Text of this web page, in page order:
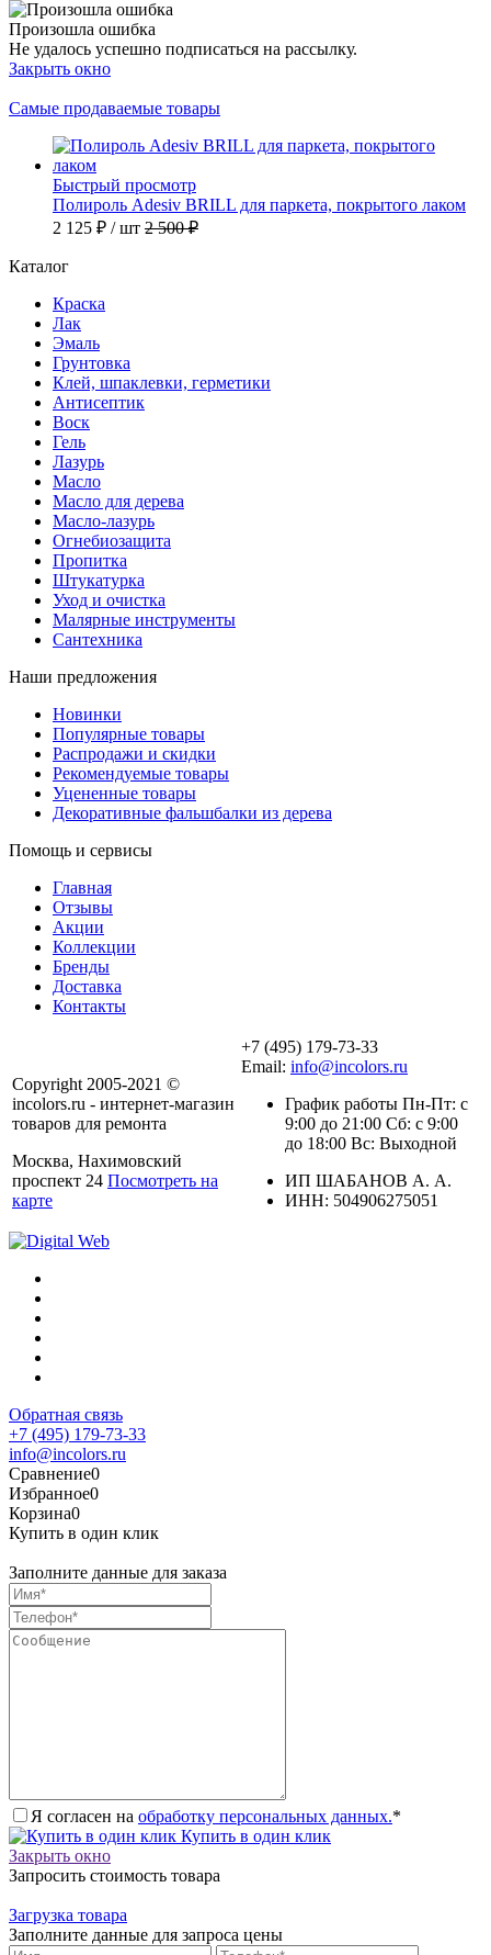
Произошла ошибка
Не удалось успешно подписаться на рассылку.
Закрыть окно
Самые продаваемые товары
Быстрый просмотр
Полироль Adesiv BRILL для паркета, покрытого лаком
2 125 ₽ / шт 2 500 ₽
Каталог
Краска
Лак
Эмаль
Грунтовка
Клей, шпаклевки, герметики
Антисептик
Воск
Гель
Лазурь
Масло
Масло для дерева
Масло-лазурь
Огнебиозащита
Пропитка
Штукатурка
Уход и очистка
Малярные инструменты
Сантехника
Наши предложения
Новинки
Популярные товары
Распродажи и скидки
Рекомендуемые товары
Уцененные товары
Декоративные фальшбалки из дерева
Помощь и сервисы
Главная
Отзывы
Акции
Коллекции
Бренды
Доставка
Контакты
Copyright 2005-2021 ©
incolors.ru - интернет-магазин
товаров для ремонта
Москва, Нахимовский
проспект 24 Посмотреть на
карте
+7 (495) 179-73-33
Email: info@incolors.ru
График работы Пн-Пт: с
9:00 до 21:00 Сб: с 9:00
до 18:00 Вс: Выходной
ИП ШАБАНОВ А. А.
ИНН: 504906275051
Обратная связь
+7 (495) 179-73-33
info@incolors.ru
Сравнение0
Избранное0
Корзина0
Купить в один клик
Заполните данные для заказа
Я согласен на обработку персональных данных.*
Купить в один клик
Закрыть окно
Запросить стоимость товара
Загрузка товара
Заполните данные для запроса цены